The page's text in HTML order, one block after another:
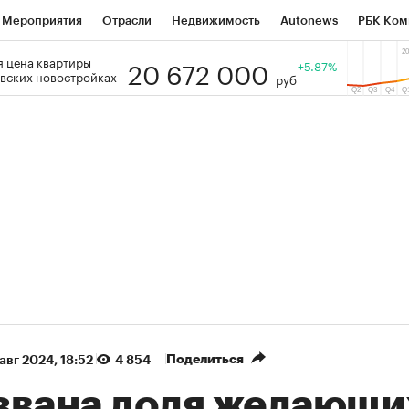
Мероприятия Отрасли Недвижимость Autonews РБК
РБК Образование Тренды
цена квартиры
новостройках
20 672 000 руб
+5.87%
2024, 18:52 4 854 Поделиться